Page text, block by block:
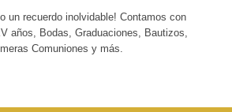
un recuerdo inolvidable! Contamos con
años, Bodas, Graduaciones, Bautizos,
Comuniones y más.